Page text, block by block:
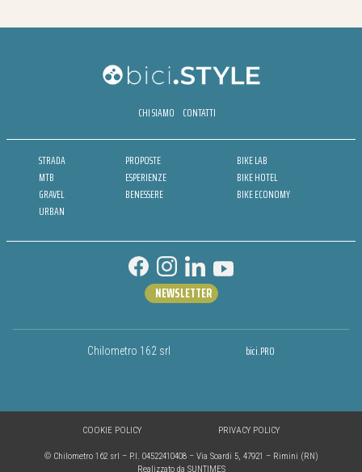
CHI SIAMO CONTATTI
STRADA
MTB
GRAVEL
URBAN
PROPOSTE
ESPERIENZE
BENESSERE
BIKE LAB
BIKE HOTEL
BIKE ECONOMY
Chilometro 162 srl bici.PRO
NEWSLETTER
© Chilometro 162 srl – P.I. 04522410408 – Via Soardi 5, 47921 – Rimini (RN)
Realizzato da SUNTIMES
COOKIE POLICY PRIVACY POLICY